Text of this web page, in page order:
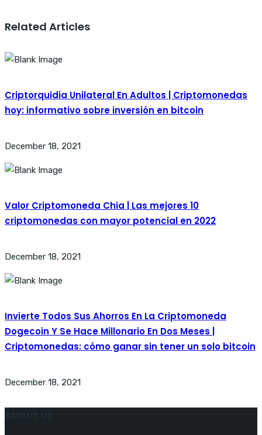
Related Articles
Criptorquidia Unilateral En Adultos | Criptomonedas
hoy: informativo sobre inversión en bitcoin
December 18, 2021
Valor Criptomoneda Chia | Las mejores 10
criptomonedas con mayor potencial en 2022
December 18, 2021
Invierte Todos Sus Ahorros En La Criptomoneda
Dogecoin Y Se Hace Millonario En Dos Meses |
Criptomonedas: cómo ganar sin tener un solo bitcoin
December 18, 2021